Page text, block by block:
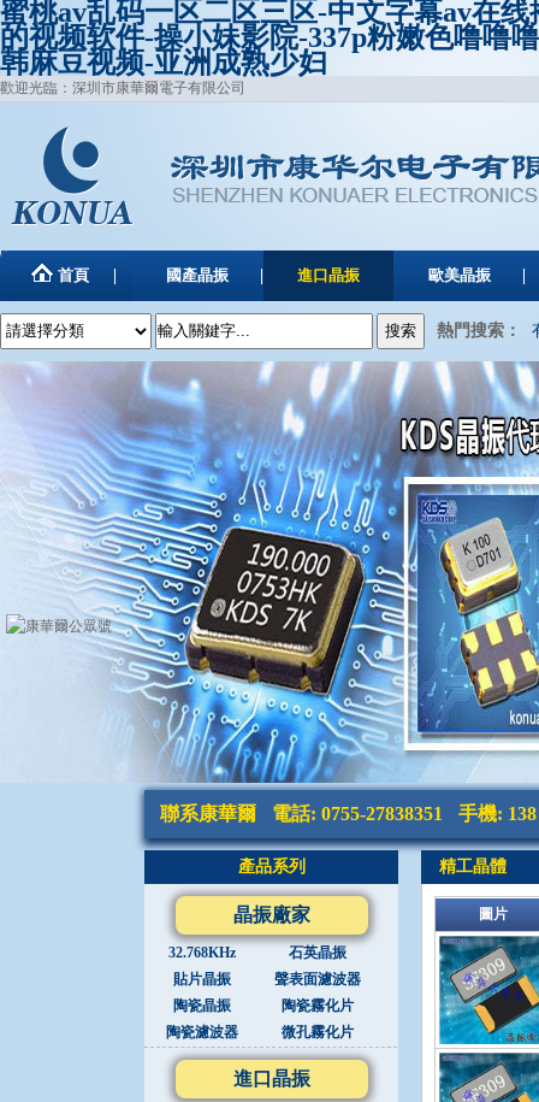
蜜桃av乱码一区二区三区-中文字幕av在
的视频软件-操小妹影院-337p粉嫩色噜噜
韩麻豆视频-亚洲成熟少妇
歡迎光臨：深圳市康華爾電子有限公司
首頁 國產晶振 進口晶振 歐美晶振
熱門搜索：
聯系康華爾 電話: 0755-27838351 手機: 138
產品系列
晶振廠家
32.768KHz
石英晶振
貼片晶振
聲表面濾波器
陶瓷晶振
陶瓷霧化片
陶瓷濾波器
微孔霧化片
進口晶振
精工晶體
圖片